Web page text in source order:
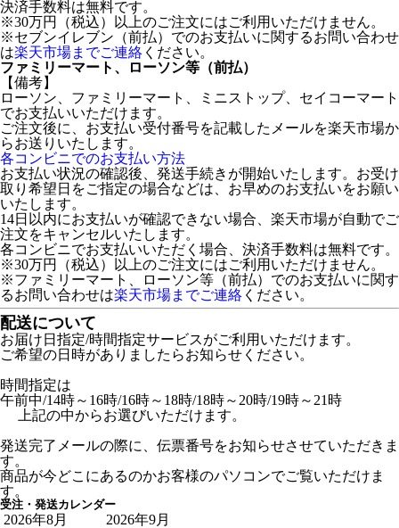
決済手数料は無料です。
※30万円（税込）以上のご注文にはご利用いただけません。
※セブンイレブン（前払）でのお支払いに関するお問い合わせ
は楽天市場までご連絡 ください。
ファミリーマート、ローソン等（前払）
【備考】
ローソン、ファミリーマート、ミニストップ、セイコーマート
でお支払いいただけます。
ご注文後に、お支払い受付番号を記載したメールを楽天市場か
らお送りいたします。
各コンビニでのお支払い方法
お支払い状況の確認後、発送手続きが開始いたします。お受け
取り希望日をご指定の場合などは、お早めのお支払いをお願い
いたします。
14日以内にお支払いが確認できない場合、楽天市場が自動でご
注文をキャンセルいたします。
各コンビニでお支払いいただく場合、決済手数料は無料です。
※30万円（税込）以上のご注文にはご利用いただけません。
※ファミリーマート、ローソン等（前払）でのお支払いに関す
るお問い合わせは楽天市場までご連絡 ください。
配送について
お届け日指定/時間指定サービスがご利用いただけます。
ご希望の日時がありましたらお知らせください。
時間指定は
午前中/14時～16時/16時～18時/18時～20時/19時～21時
上記の中からお選びいただけます。
発送完了メールの際に、伝票番号をお知らせさせていただきま
す。
商品が今どこにあるのかお客様のパソコンでご覧いただけま
す。
受注・発送カレンダー
2026年8月
2026年9月